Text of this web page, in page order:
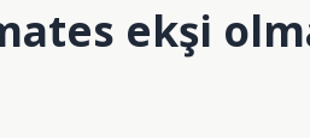
ekşi